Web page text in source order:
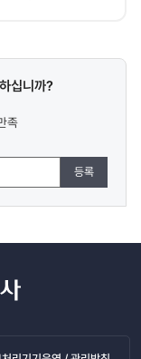
십니까?
족
등록